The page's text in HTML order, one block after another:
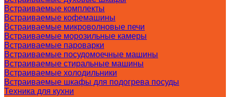
Встраиваемые комплекты
Встраиваемые кофемашины
Встраиваемые микроволновые печи
Встраиваемые морозильные камеры
Встраиваемые пароварки
Встраиваемые посудомоечные машины
Встраиваемые стиральные машины
Встраиваемые холодильники
Встраиваемые шкафы для подогрева посуды
Техника для кухни